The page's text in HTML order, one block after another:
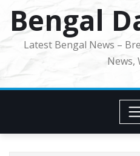
Bengal
Latest Bengal News –
News,